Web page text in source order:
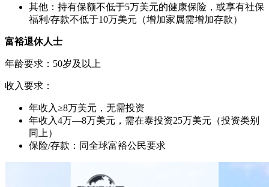
其他：持有保额不低于5万美元的健康保险，或享有社保
福利/存款不低于10万美元（增加家属需增加存款）
富裕退休人士
年龄要求：50岁及以上
收入要求：
年收入≥8万美元，无需投资
年收入4万—8万美元，需在泰投资25万美元（投资类别
同上）
保险/存款：同全球富裕公民要求